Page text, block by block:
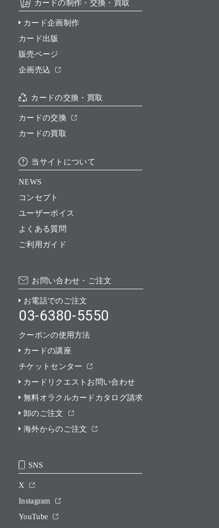
カードの制作・交換・買取
カード企画制作
カード出版
販売ページ
企画売込
カードの交換・買取
カードの交換
カードの買取
当サイトについて
NEWS
コンセプト
ユーザーボイス
よくある質問
ご利用ガイド
お問い合わせ・ご注文
お電話でのご注文
03-6380-5550
クーポンの使用方法
カードの講座
チケットセンター
カードリクエストお問い合わせ
無料オラクルカードカタログ請求
卸のご注文
海外からのご注文
SNS
X
Instagram
YouTube